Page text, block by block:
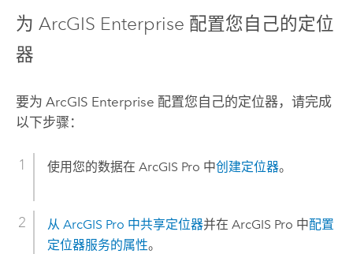
为 ArcGIS Enterprise 配置您自己的定位
器
要为 ArcGIS Enterprise 配置您自己的定位器，请完成
以下步骤：
使用您的数据在 ArcGIS Pro 中创建定位器。
从 ArcGIS Pro 中共享定位器并在 ArcGIS Pro 中配置
定位器服务的属性。